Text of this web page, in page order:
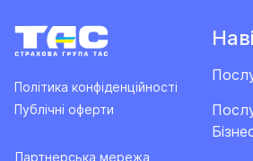
Політика конфіденційності
Публічні оферти
Партнерська мережа